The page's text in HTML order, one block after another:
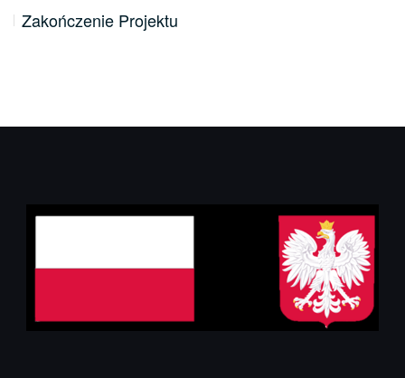
Zakończenie Projektu